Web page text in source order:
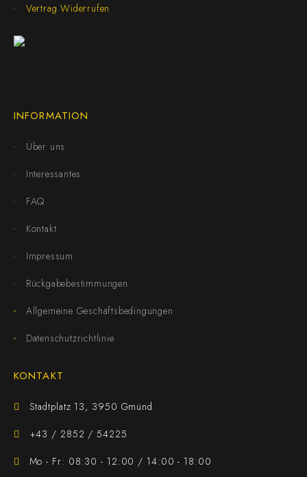
Vertrag Widerrufen
INFORMATION
Über uns
Interessantes
FAQ
Kontakt
Impressum
Rückgabebestimmungen
Allgemeine Geschäftsbedingungen
Datenschutzrichtlinie
KONTAKT
Stadtplatz 13, 3950 Gmünd
+43 / 2852 / 54225
Mo - Fr: 08:30 - 12:00 / 14:00 - 18:00